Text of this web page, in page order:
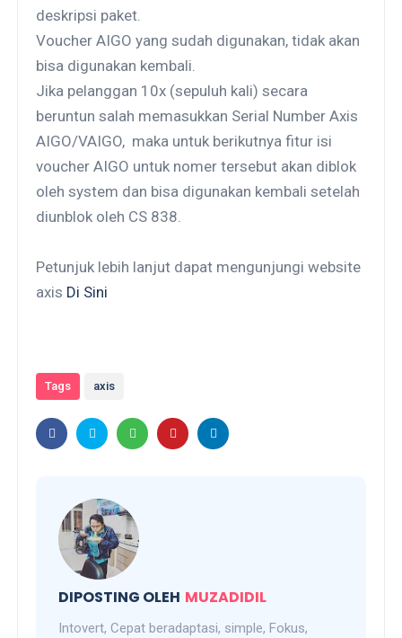
deskripsi paket.
Voucher AIGO yang sudah digunakan, tidak akan
bisa digunakan kembali.
Jika pelanggan 10x (sepuluh kali) secara
beruntun salah memasukkan Serial Number Axis
AIGO/VAIGO, maka untuk berikutnya fitur isi
voucher AIGO untuk nomer tersebut akan diblok
oleh system dan bisa digunakan kembali setelah
diunblok oleh CS 838.
Petunjuk lebih lanjut dapat mengunjungi website
axis Di Sini
Tags axis
DIPOSTING OLEH MUZADIDIL
Intovert, Cepat beradaptasi, simple, Fokus,